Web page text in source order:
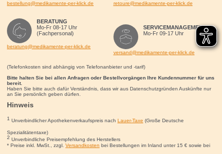
bestellung@medikamente-per-klick.de
BERATUNG
Mo-Fr 08-17 Uhr
(Fachpersonal)
beratung@medikamente-per-klick.de
retoure@medikamente-per-klick.de
SERVICEMANAGEMENT
Mo-Fr 09-17 Uhr
versand@medikamente-per-klick.de
(Telefonkosten sind abhängig von Telefonanbieter und -tarif)
Bitte halten Sie bei allen Anfragen oder Bestellvorgängen Ihre Kundennummer für uns
bereit.
Haben Sie bitte auch dafür Verständnis, dass wir aus Datenschutzgründen Auskünfte nur
an Sie persönlich geben dürfen.
Hinweis
1 Unverbindlicher Apothekenverkaufspreis nach Lauer-Taxe (Große Deutsche
Spezialitätentaxe)
2 Unverbindliche Preisempfehlung des Herstellers
* Preise inkl. MwSt., zzgl. Versandkosten bei Bestellungen im Inland unter 15 €sowie bei